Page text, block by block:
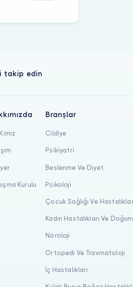
takip edin
Kurulu
Branşlar
Cildiye
Psikiyatri
Beslenme Ve Diyet
Psikoloji
Çocuk Sağlığı Ve
Kadın Hastalıkları Ve Doğum
Nöroloji
Ortopedi Ve Travmatoloji
İç Hastalıkları